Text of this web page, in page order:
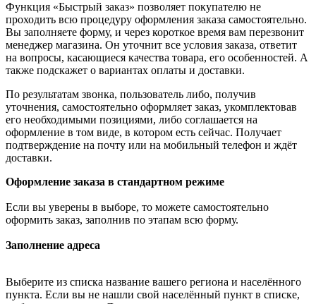
Функция «Быстрый заказ» позволяет покупателю не
проходить всю процедуру оформления заказа самостоятельно.
Вы заполняете форму, и через короткое время вам перезвонит
менеджер магазина. Он уточнит все условия заказа, ответит
на вопросы, касающиеся качества товара, его особенностей. А
также подскажет о вариантах оплаты и доставки.
По результатам звонка, пользователь либо, получив
уточнения, самостоятельно оформляет заказ, укомплектовав
его необходимыми позициями, либо соглашается на
оформление в том виде, в котором есть сейчас. Получает
подтверждение на почту или на мобильный телефон и ждёт
доставки.
Оформление заказа в стандартном режиме
Если вы уверены в выборе, то можете самостоятельно
оформить заказ, заполнив по этапам всю форму.
Заполнение адреса
Выберите из списка название вашего региона и населённого
пункта. Если вы не нашли свой населённый пункт в списке,